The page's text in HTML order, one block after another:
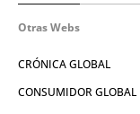
Otras Webs
CRÓNICA GLOBAL
CONSUMIDOR GLOBAL